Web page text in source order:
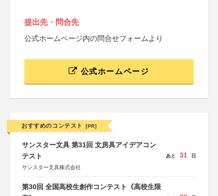
提出先・問合先
公式ホームページ内の問合せフォームより
公式ホームページ
おすすめのコンテスト [PR]
サンスター文具 第31回 文房具アイデアコン
テスト
サンスター文具株式会社
あと 31 日
第30回 全国高校生創作コンテスト《高校生限